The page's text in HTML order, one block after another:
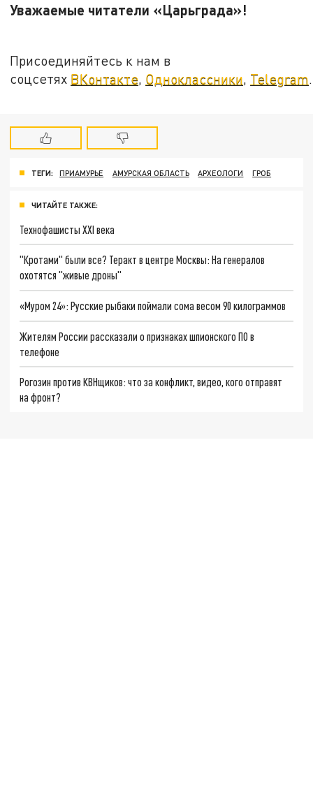
Уважаемые читатели «Царьграда»!
Присоединяйтесь к нам в
соцсетях ВКонтакте, Одноклассники, Telegram.
ТЕГИ: ПРИАМУРЬЕ АМУРСКАЯ ОБЛАСТЬ АРХЕОЛОГИ ГРОБ
ЧИТАЙТЕ ТАКЖЕ:
Технофашисты XXI века
"Кротами" были все? Теракт в центре Москвы: На генералов
охотятся "живые дроны"
«Муром 24»: Русские рыбаки поймали сома весом 90 килограммов
Жителям России рассказали о признаках шпионского ПО в
телефоне
Рогозин против КВНщиков: что за конфликт, видео, кого отправят
на фронт?